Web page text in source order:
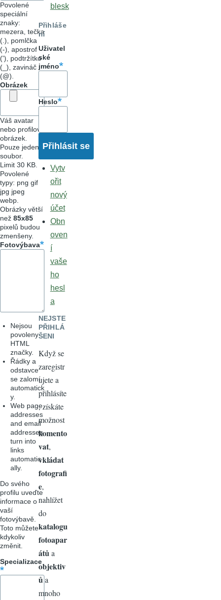
Povolené
speciální
znaky:
mezera, tečka
(.), pomlčka
(-), apostrof
('), podtržítko
(_), zavináč
(@).
Obrázek
Váš avatar
nebo profilový
obrázek.
Pouze jeden
soubor.
Limit 30 KB.
Povolené
typy: png gif
jpg jpeg
webp.
Obrázky větší
než 85x85
pixelů budou
zmenšeny.
Fotovýbava
Nejsou
povoleny
HTML
značky.
Řádky a
odstavce
se zalomí
automatick
y.
Web page
addresses
and email
addresses
turn into
links
automatic
ally.
Do svého
profilu uveďte
informace o
vaší
fotovýbavě.
Toto můžete
kdykoliv
změnit.
Specializace
blesk
Přihláše
ní
Uživatel
ské
jméno
Heslo
Vytv
ořit
nový
účet
Obn
oven
í
vaše
ho
hesl
a
NEJSTE
PŘIHLÁ
ŠENI
Když se
zaregistr
ujete a
přihlásíte
, získáte
možnost
komento
vat,
vkládat
fotografi
e,
nahlížet
do
katalogu
fotoapar
átů a
objektiv
ůa
mnoho